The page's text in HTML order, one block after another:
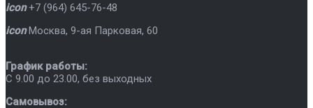
icon +7 (964) 645-76-48
icon Москва, 9-ая Парковая, 60
График работы:
C 9.00 до 23.00, без выходных
Самовывоз: